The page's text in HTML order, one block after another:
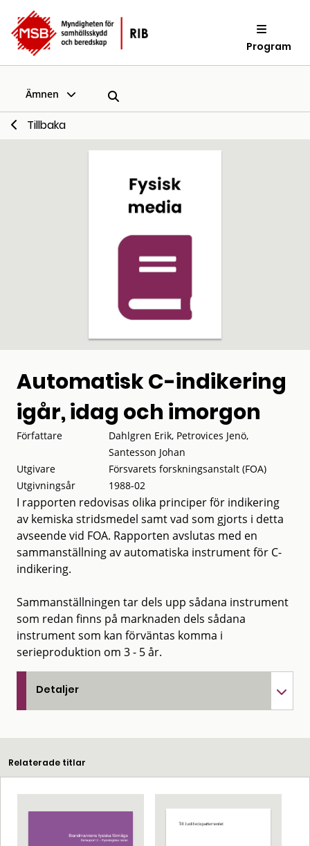
Program
Ämnen
Tillbaka
Automatisk C-indikering
igår, idag och imorgon
Författare
Dahlgren Erik, Petrovices Jenö,
Santesson Johan
Utgivare
Försvarets forskningsanstalt (FOA)
Utgivningsår
1988-02
I rapporten redovisas olika principer för indikering
av kemiska stridsmedel samt vad som gjorts i detta
avseende vid FOA. Rapporten avslutas med en
sammanställning av automatiska instrument för C-
indikering.
Sammanställningen tar dels upp sådana instrument
som redan finns på marknaden dels sådana
instrument som kan förväntas komma i
serieproduktion om 3 - 5 år.
Detaljer
Relaterade titlar